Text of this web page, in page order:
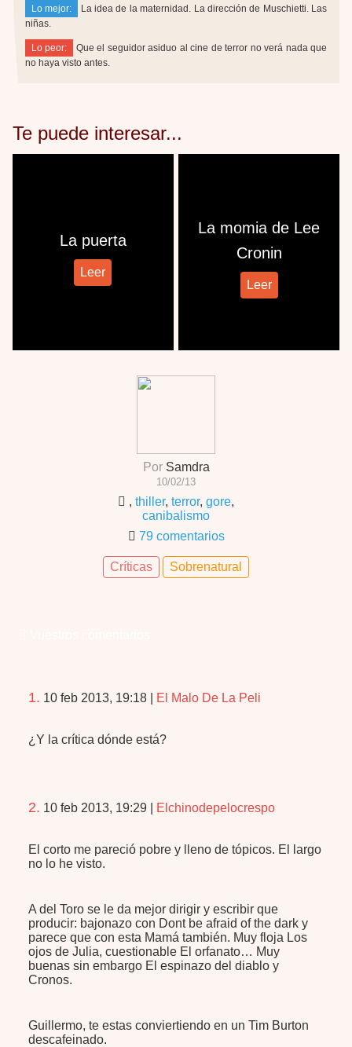
Lo mejor:
La idea de la maternidad. La dirección de Muschietti. Las
niñas.
Lo peor:
Que el seguidor asiduo al cine de terror no verá nada que
no haya visto antes.
Te puede interesar...
La puerta
Leer
La momia de Lee
Cronin
Leer
PorSamdra
10/02/13
, thiller, terror, gore,
canibalismo
79 comentarios
Críticas Sobrenatural
1. 10 feb 2013, 19:18 El Malo De La Peli
¿Y la crítica dónde está?
2. 10 feb 2013, 19:29 Elchinodepelocrespo
El corto me pareció pobre y lleno de tópicos. El largo
no lo he visto.
A del Toro se le da mejor dirigir y escribir que
producir: bajonazo con Dont be afraid of the dark y
parece que con esta Mamá también. Muy floja Los
ojos de Julia, cuestionable El orfanato… Muy
buenas sin embargo El espinazo del diablo y
Cronos.
Guillermo, te estas conviertiendo en un Tim Burton
descafeinado.